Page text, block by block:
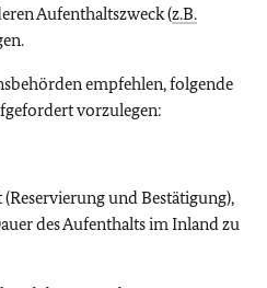
Aufenthaltszweck (z.B.
empfehlen, folgende
vorzulegen:
und Bestätigung),
des Aufenthalts im Inland zu